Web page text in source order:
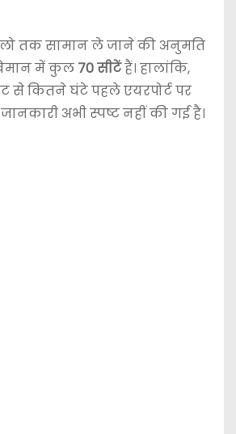
तक सामान ले जाने की अनुमति
में कुल 70 सीटेंहैं। हालांकि,
से कितने घंटे पहले एयरपोर्ट पर
अभी स्पष्ट नहीं की गई है।